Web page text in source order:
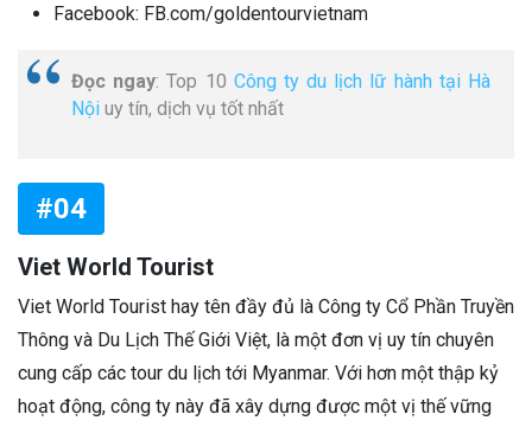
Facebook: FB.com/goldentourvietnam
Đọc ngay: Top 10 Công ty du lịch lữ hành tại Hà
Nội uy tín, dịch vụ tốt nhất
#04
Viet World Tourist
Viet World Tourist hay tên đầy đủ là Công ty Cổ Phần Truyền
Thông và Du Lịch Thế Giới Việt, là một đơn vị uy tín chuyên
cung cấp các tour du lịch tới Myanmar. Với hơn một thập kỷ
hoạt động, công ty này đã xây dựng được một vị thế vững